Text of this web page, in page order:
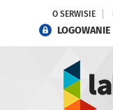
O SERWISIE
LOGOWANIE